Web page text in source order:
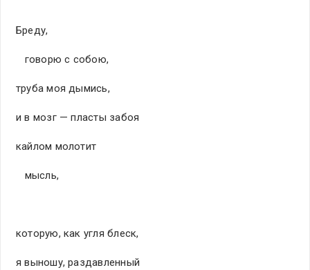
Бреду,
говорю с собою,
труба моя дымись,
и в мозг — пласты забоя
кайлом молотит
мысль,
которую, как угля блеск,
я выношу, раздавленный